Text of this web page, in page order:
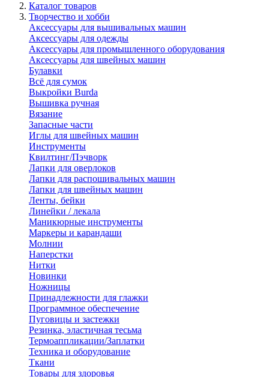
Каталог товаров
Творчество и хобби
Аксессуары для вышивальных машин
Аксессуары для одежды
Аксессуары для промышленного оборудования
Аксессуары для швейных машин
Булавки
Всё для сумок
Выкройки Burda
Вышивка ручная
Вязание
Запасные части
Иглы для швейных машин
Инструменты
Квилтинг/Пэчворк
Лапки для оверлоков
Лапки для распошивальных машин
Лапки для швейных машин
Ленты, бейки
Линейки / лекала
Маникюрные инструменты
Маркеры и карандаши
Молнии
Наперстки
Нитки
Новинки
Ножницы
Принадлежности для глажки
Программное обеспечение
Пуговицы и застежки
Резинка, эластичная тесьма
Термоаппликации/Заплатки
Техника и оборудование
Ткани
Товары для здоровья